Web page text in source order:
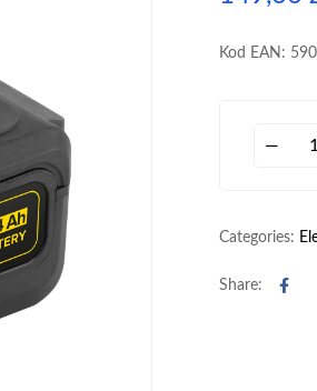
Kod EAN:
Categories:
Share: